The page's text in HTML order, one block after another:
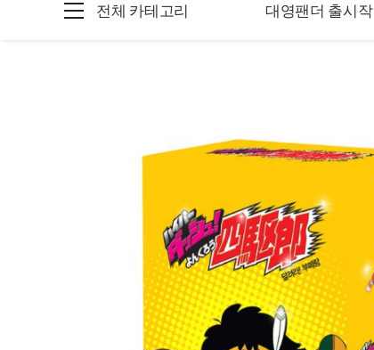
전체 카테고리 대영팬더 출시작